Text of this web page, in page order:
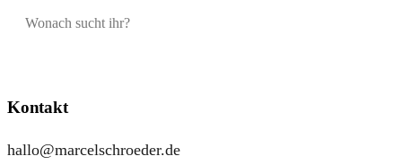
Kontakt
hallo@marcelschroeder.de